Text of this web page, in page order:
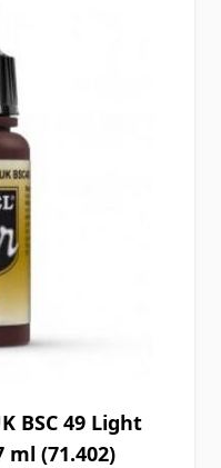
BSC 49 Light
ml (71.402)